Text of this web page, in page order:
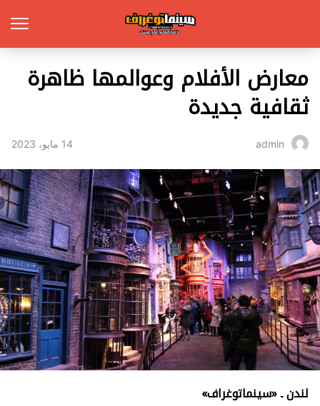
معارض الأفلام وعوالمها ظاهرة
ثقافية جديدة
admin 14 مايو، 2023
لندنـ «سينماتوغراف»